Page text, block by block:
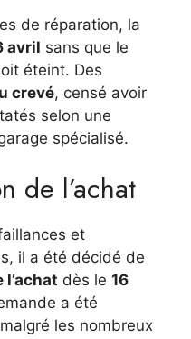
de réparation, la
avril sans que le
éteint. Des
crevé, censé avoir
selon une
spécialisé.
de l’achat
et
il a été décidé de
dès le 16
a été
les nombreux